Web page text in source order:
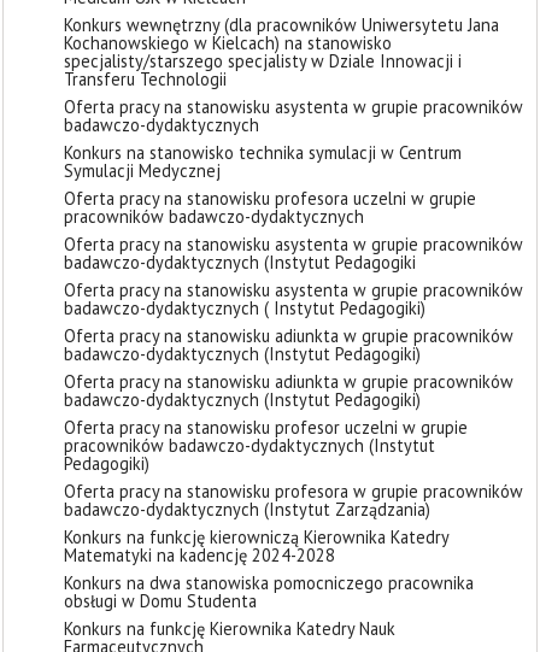
Konkurs wewnętrzny (dla pracowników Uniwersytetu Jana
Kochanowskiego w Kielcach) na stanowisko
specjalisty/starszego specjalisty w Dziale Innowacji i
Transferu Technologii
Oferta pracy na stanowisku asystenta w grupie pracowników
badawczo-dydaktycznych
Konkurs na stanowisko technika symulacji w Centrum
Symulacji Medycznej
Oferta pracy na stanowisku profesora uczelni w grupie
pracowników badawczo-dydaktycznych
Oferta pracy na stanowisku asystenta w grupie pracowników
badawczo-dydaktycznych (Instytut Pedagogiki
Oferta pracy na stanowisku asystenta w grupie pracowników
badawczo-dydaktycznych ( Instytut Pedagogiki)
Oferta pracy na stanowisku adiunkta w grupie pracowników
badawczo-dydaktycznych (Instytut Pedagogiki)
Oferta pracy na stanowisku adiunkta w grupie pracowników
badawczo-dydaktycznych (Instytut Pedagogiki)
Oferta pracy na stanowisku profesor uczelni w grupie
pracowników badawczo-dydaktycznych (Instytut
Pedagogiki)
Oferta pracy na stanowisku profesora w grupie pracowników
badawczo-dydaktycznych (Instytut Zarządzania)
Konkurs na funkcję kierowniczą Kierownika Katedry
Matematyki na kadencję 2024-2028
Konkurs na dwa stanowiska pomocniczego pracownika
obsługi w Domu Studenta
Konkurs na funkcję Kierownika Katedry Nauk
Farmaceutycznych